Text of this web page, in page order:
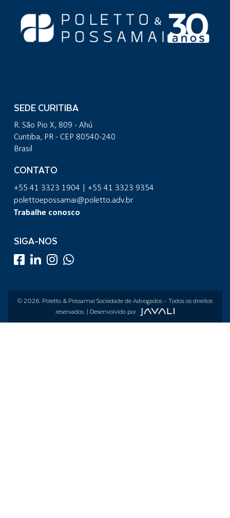
SEDE CURITIBA
R. São Pio X, 809 - Ahú
Curitiba, PR - CEP 80540-240
Brasil
CONTATO
+55 41 3323 1904 | +55 41 3323 9354
polettoepossamai@poletto.adv.br
Trabalhe conosco
SIGA-NOS
© 2026. Poletto & Possamai Sociedade de Advogados - Todos os direitos
reservados. | Desenvolvido por